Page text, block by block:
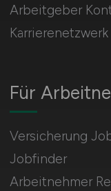
Für
Versicherung
Jobfinder
Arbeitnehmer
Arbeitgeber
Karrierenetzwerk